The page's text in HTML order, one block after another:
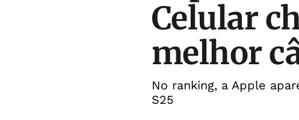
Celular
melhor
No ranking, a Apple
S25